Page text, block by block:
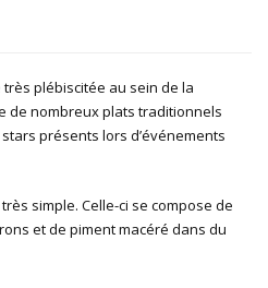
plébiscitée au sein de la
de nombreux plats traditionnels
présents lors d’événements
simple. Celle-ci se compose de
et de piment macéré dans du